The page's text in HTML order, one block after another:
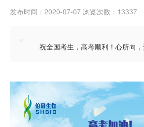
发布时间：2020-07-07 浏览次数：13337
“ 祝全国考生，高考顺利！心所向，